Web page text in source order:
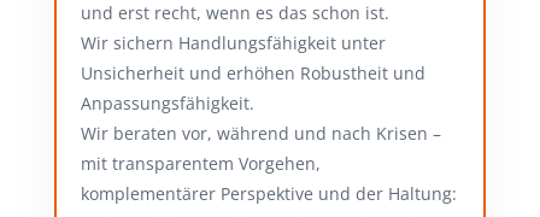
und erst recht, wenn es das schon ist.
Wir sichern Handlungsfähigkeit unter
Unsicherheit und erhöhen Robustheit und
Anpassungsfähigkeit.
Wir beraten vor, während und nach Krisen –
mit transparentem Vorgehen,
komplementärer Perspektive und der Haltung: